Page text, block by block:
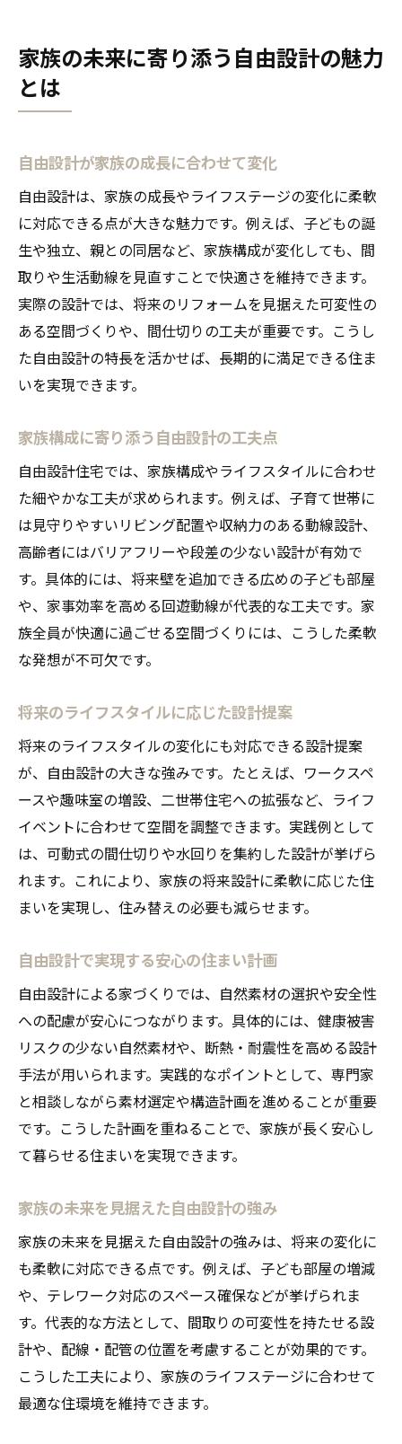
家族の未来に寄り添う自由設計の魅力
とは
自由設計が家族の成長に合わせて変化
自由設計は、家族の成長やライフステージの変化に柔軟
に対応できる点が大きな魅力です。例えば、子どもの誕
生や独立、親との同居など、家族構成が変化しても、間
取りや生活動線を見直すことで快適さを維持できます。
実際の設計では、将来のリフォームを見据えた可変性の
ある空間づくりや、間仕切りの工夫が重要です。こうし
た自由設計の特長を活かせば、長期的に満足できる住ま
いを実現できます。
家族構成に寄り添う自由設計の工夫点
自由設計住宅では、家族構成やライフスタイルに合わせ
た細やかな工夫が求められます。例えば、子育て世帯に
は見守りやすいリビング配置や収納力のある動線設計、
高齢者にはバリアフリーや段差の少ない設計が有効で
す。具体的には、将来壁を追加できる広めの子ども部屋
や、家事効率を高める回遊動線が代表的な工夫です。家
族全員が快適に過ごせる空間づくりには、こうした柔軟
な発想が不可欠です。
将来のライフスタイルに応じた設計提案
将来のライフスタイルの変化にも対応できる設計提案
が、自由設計の大きな強みです。たとえば、ワークスペ
ースや趣味室の増設、二世帯住宅への拡張など、ライフ
イベントに合わせて空間を調整できます。実践例として
は、可動式の間仕切りや水回りを集約した設計が挙げら
れます。これにより、家族の将来設計に柔軟に応じた住
まいを実現し、住み替えの必要も減らせます。
自由設計で実現する安心の住まい計画
自由設計による家づくりでは、自然素材の選択や安全性
への配慮が安心につながります。具体的には、健康被害
リスクの少ない自然素材や、断熱・耐震性を高める設計
手法が用いられます。実践的なポイントとして、専門家
と相談しながら素材選定や構造計画を進めることが重要
です。こうした計画を重ねることで、家族が長く安心し
て暮らせる住まいを実現できます。
家族の未来を見据えた自由設計の強み
家族の未来を見据えた自由設計の強みは、将来の変化に
も柔軟に対応できる点です。例えば、子ども部屋の増減
や、テレワーク対応のスペース確保などが挙げられま
す。代表的な方法として、間取りの可変性を持たせる設
計や、配線・配管の位置を考慮することが効果的です。
こうした工夫により、家族のライフステージに合わせて
最適な住環境を維持できます。